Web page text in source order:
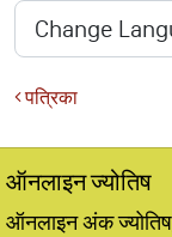
पत्रिका
ऑनलाइन ज्योतिष
ऑनलाइन अंक